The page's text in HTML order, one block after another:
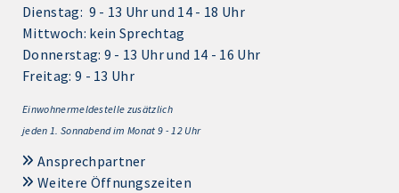
Dienstag: 9 - 13 Uhr und 14 - 18 Uhr
Mittwoch: kein Sprechtag
Donnerstag: 9 - 13 Uhr und 14 - 16 Uhr
Freitag: 9 - 13 Uhr
Einwohnermeldestelle zusätzlich
jeden 1. Sonnabend im Monat 9 - 12 Uhr
Ansprechpartner
Weitere Öffnungszeiten